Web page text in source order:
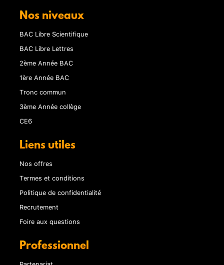
Nos niveaux
BAC Libre Scientifique
BAC Libre Lettres
2ème Année BAC
1ère Année BAC
Tronc commun
3ème Année collège
CE6
Liens utiles
Nos offres
Termes et conditions
Politique de confidentialité
Recrutement
Foire aux questions
Professionnel